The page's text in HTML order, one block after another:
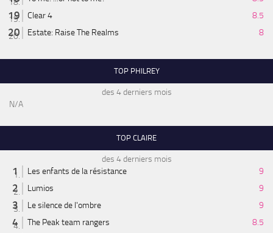
Clear 4
8.5
Estate: Raise The Realms
8
TOP PHILREY
des 4 derniers mois
N/A
TOP CLAIRE
des 4 derniers mois
Les enfants de la résistance
9
Lumios
9
Le silence de l'ombre
9
The Peak team rangers
8.5